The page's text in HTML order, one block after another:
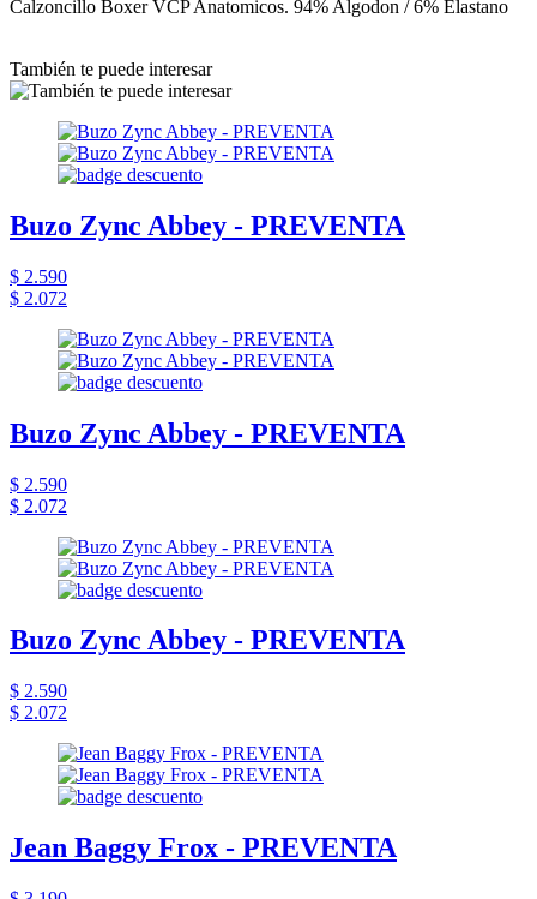
Calzoncillo Boxer VCP Anatomicos. 94% Algodon / 6% Elastano
También te puede interesar
Buzo Zync Abbey - PREVENTA
$ 2.590
$ 2.072
Buzo Zync Abbey - PREVENTA
$ 2.590
$ 2.072
Buzo Zync Abbey - PREVENTA
$ 2.590
$ 2.072
Jean Baggy Frox - PREVENTA